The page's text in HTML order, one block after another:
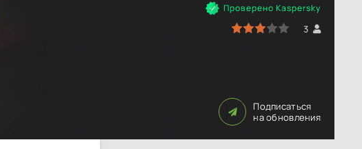
Проверено Kaspersky
3
Подписаться
на обновления